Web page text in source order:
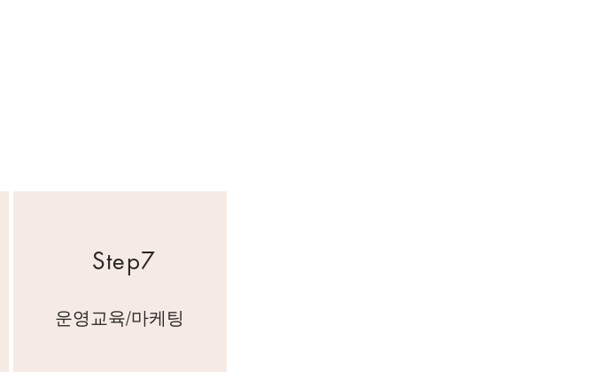
Step7
운영교육/마케팅